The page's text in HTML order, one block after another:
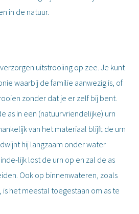
in de natuur.
uitstrooiing op zee. Je kunt
waarbij de familie aanwezig is, of
zonder dat je er zelf bij bent.
as in een (natuurvriendelijke) urn
van het materiaal blijft de urn
hij langzaam onder water
lijk lost de urn op en zal de as
Ook op binnenwateren, zoals
het meestal toegestaan om as te